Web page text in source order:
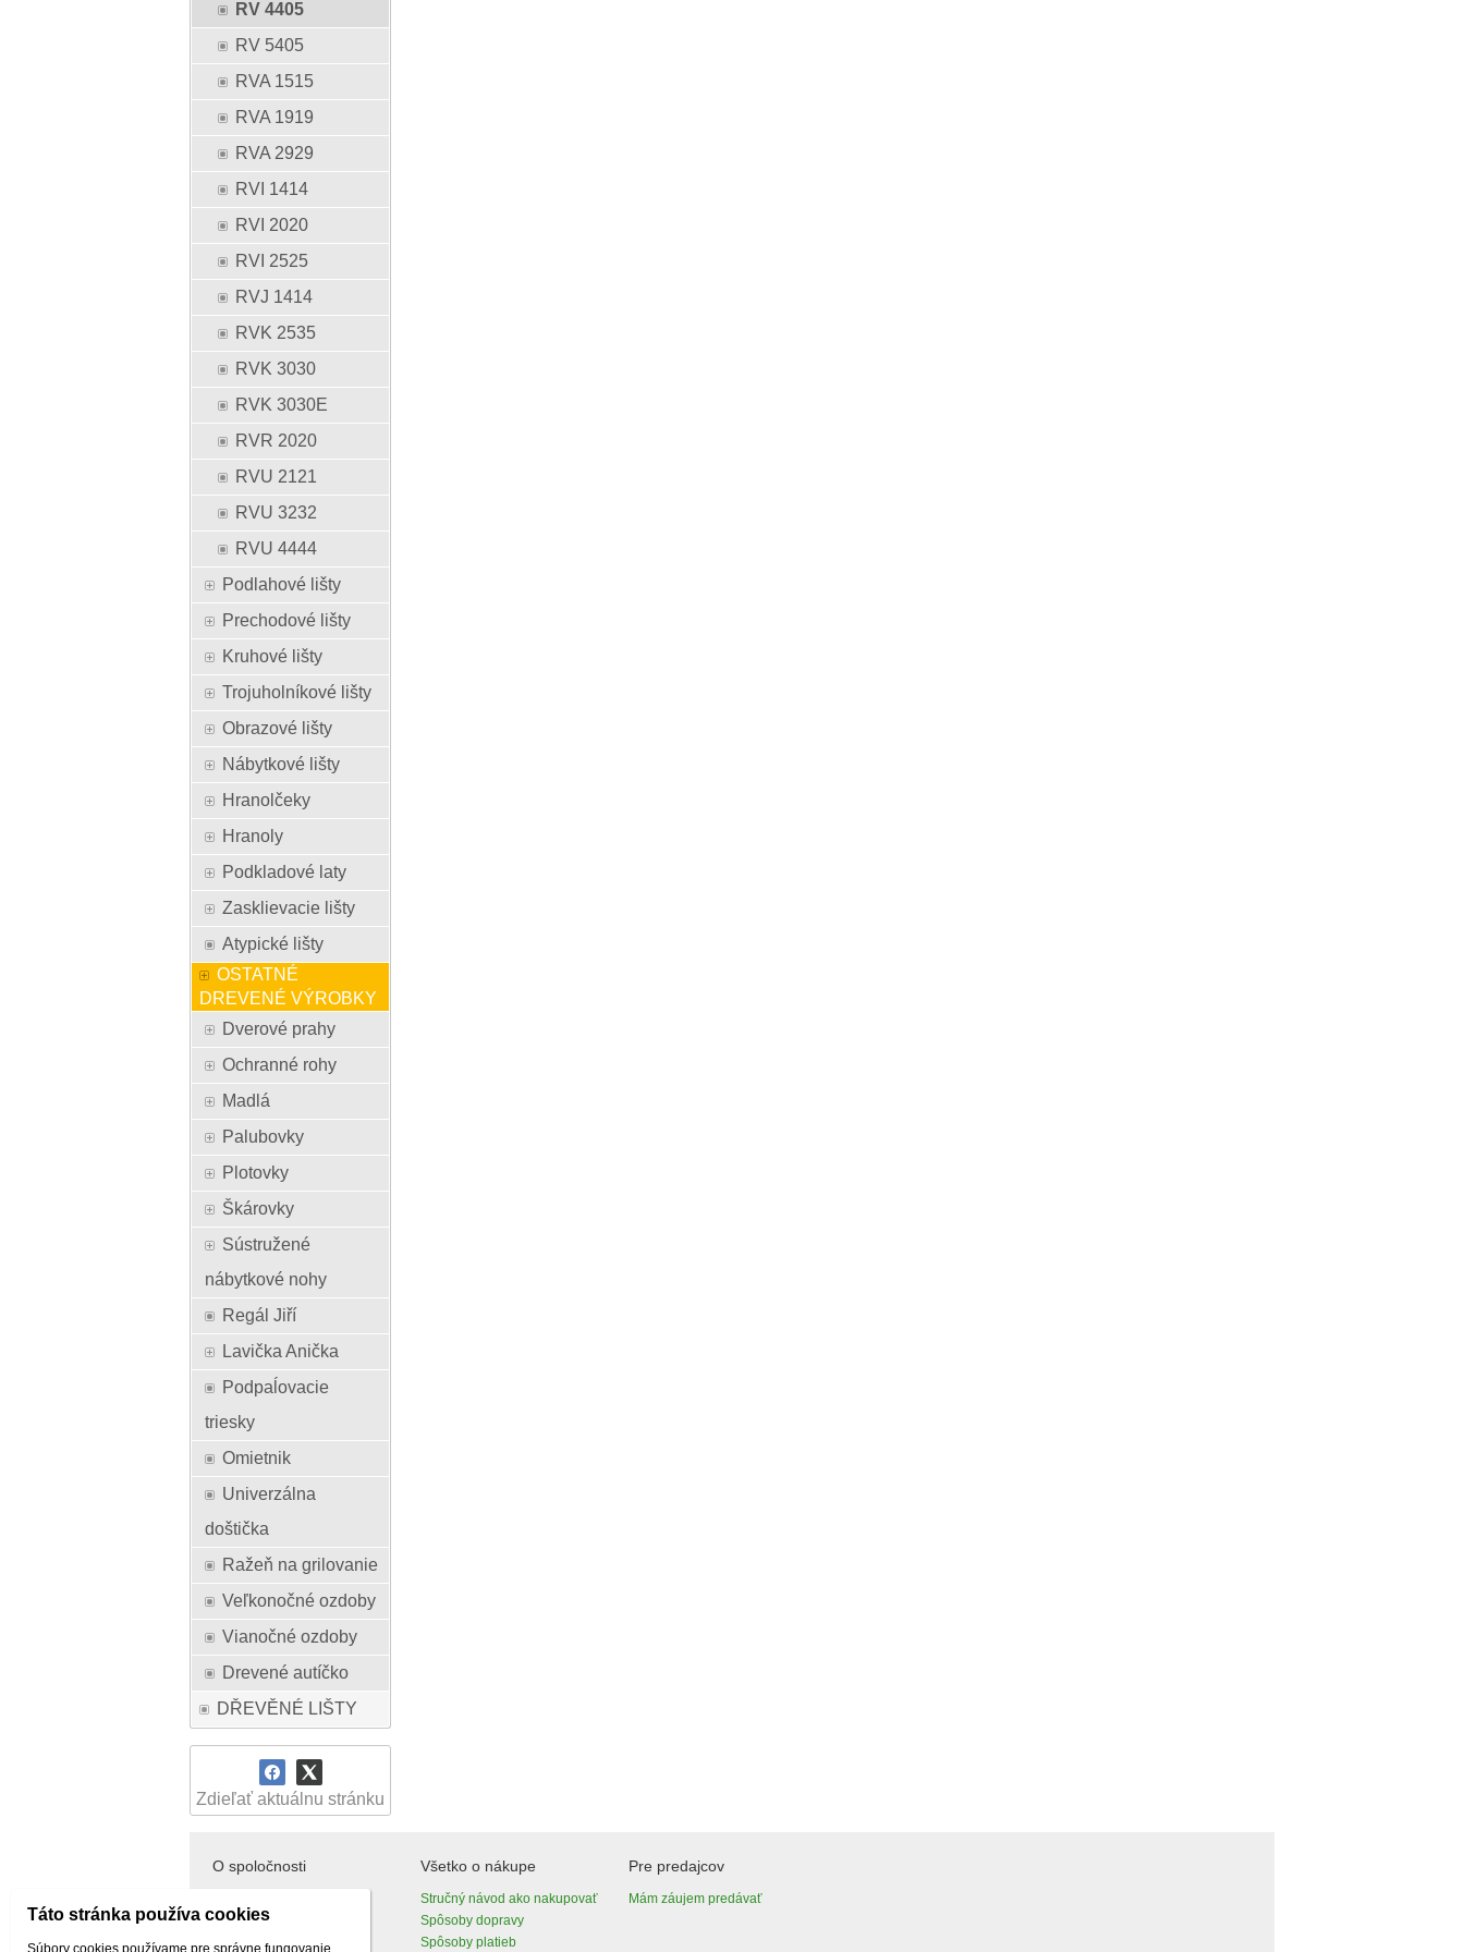
RV 4405
RV 5405
RVA 1515
RVA 1919
RVA 2929
RVI 1414
RVI 2020
RVI 2525
RVJ 1414
RVK 2535
RVK 3030
RVK 3030E
RVR 2020
RVU 2121
RVU 3232
RVU 4444
Podlahové lišty
Prechodové lišty
Kruhové lišty
Trojuholníkové lišty
Obrazové lišty
Nábytkové lišty
Hranolčeky
Hranoly
Podkladové laty
Zasklievacie lišty
Atypické lišty
OSTATNÉ
DREVENÉ VÝROBKY
Dverové prahy
Ochranné rohy
Madlá
Palubovky
Plotovky
Škárovky
Sústružené
nábytkové nohy
Regál Jiří
Lavička Anička
Podpaĺovacie
triesky
Omietnik
Univerzálna
doštička
Ražeň na grilovanie
Veľkonočné ozdoby
Vianočné ozdoby
Drevené autíčko
DŘEVĚNÉ LIŠTY
Zdieľať aktuálnu stránku
O spoločnosti
Kontakty
Všetko o nákupe
Stručný návod ako nakupovať
Spôsoby dopravy
Spôsoby platieb
Pre predajcov
Mám záujem predávať
Táto stránka používa cookies
Súbory cookies používame pre správne fungovanie